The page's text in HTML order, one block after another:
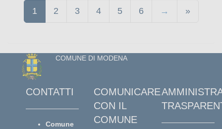
1 2 3 4 5 6 → »
COMUNE DI MODENA
CONTATTI
Comune
COMUNICARE
CON IL
COMUNE